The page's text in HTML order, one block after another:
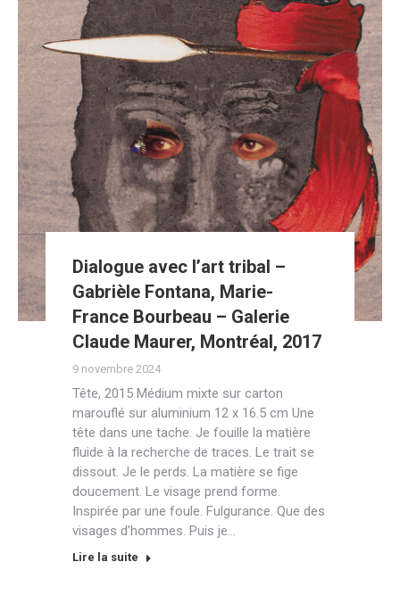
Dialogue avec l’art tribal –
Gabrièle Fontana, Marie-
France Bourbeau – Galerie
Claude Maurer, Montréal, 2017
9 novembre 2024
Tête, 2015 Médium mixte sur carton
marouflé sur aluminium 12 x 16.5 cm Une
tête dans une tache. Je fouille la matière
fluide à la recherche de traces. Le trait se
dissout. Je le perds. La matière se fige
doucement. Le visage prend forme.
Inspirée par une foule. Fulgurance. Que des
visages d’hommes. Puis je…
Lire la suite